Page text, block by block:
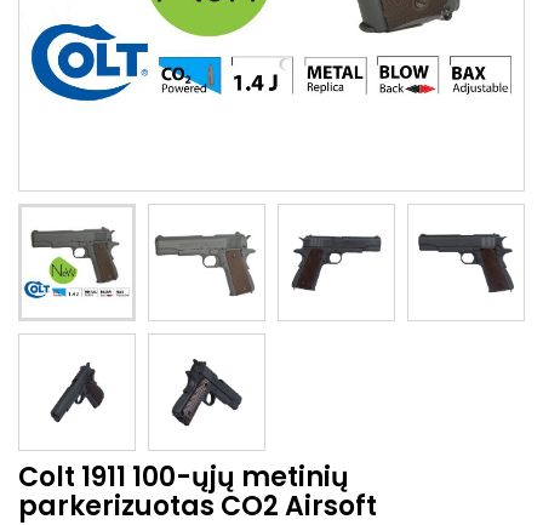
Colt 1911 100-ųjų metinių
parkerizuotas CO2 Airsoft